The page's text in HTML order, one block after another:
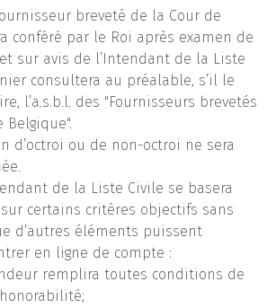
breveté de la Cour de
conféré par le Roi après examen de
sur avis de l’Intendant de la Liste
consultera au préalable, s’il le
l’a.s.b.l. des "Fournisseurs brevetés
Belgique".
d’octroi ou de non-octroi ne sera
de la Liste Civile se basera
certains critères objectifs sans
d’autres éléments puissent
en ligne de compte :
remplira toutes conditions de